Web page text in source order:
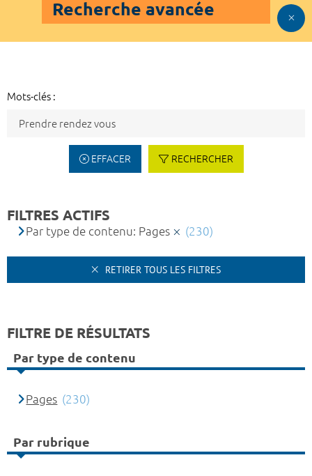
Recherche avancée
Mots-clés :
EFFACER RECHERCHER
FILTRES ACTIFS
Par type de contenu: Pages (230)
RETIRER TOUS LES FILTRES
FILTRE DE RÉSULTATS
Par type de contenu
Pages (230)
Par rubrique